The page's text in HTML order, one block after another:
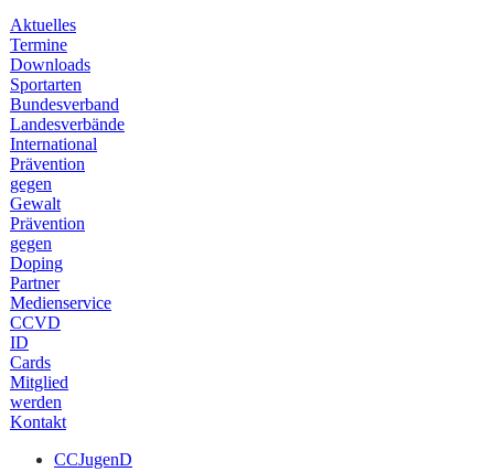
Aktuelles
Termine
Downloads
Sportarten
Bundesverband
Landesverbände
International
Prävention
gegen
Gewalt
Prävention
gegen
Doping
Partner
Medienservice
CCVD
ID
Cards
Mitglied
werden
Kontakt
CCJugenD